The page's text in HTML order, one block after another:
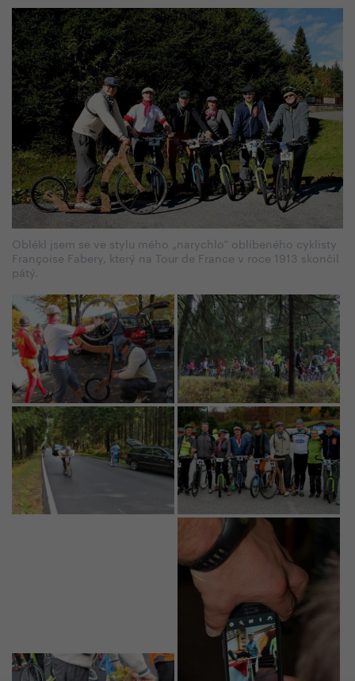
Oblékl jsem se ve stylu mého „narychlo“ oblíbeného cyklisty
Françoise Fabery, který na Tour de France v roce 1913 skončil
pátý.